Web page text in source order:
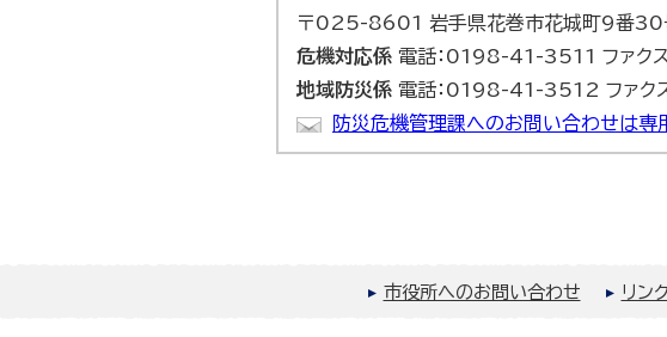
〒025-8601 岩手県花巻市花城町9番30
危機対応係 電話：0198-41-3511 ファク
地域防災係 電話：0198-41-3512 ファク
防災危機管理課へのお問い合わせは専
市役所へのお問い合わせ リン